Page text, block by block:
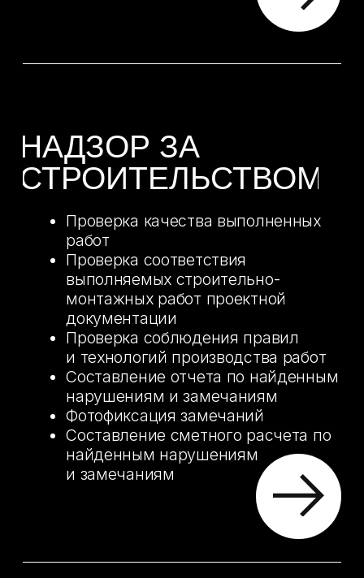
Контроль за соблюдением сроков
исполнения каждого этапа работ
Составление фотоотчета по
найденным нарушениям и
Предоставляем полное
юридическое сопровождение
процесса приёмки жилья,
обеспечивая защиту ваших прав и
интересов
Вы не обязаны присутствовать в
суде